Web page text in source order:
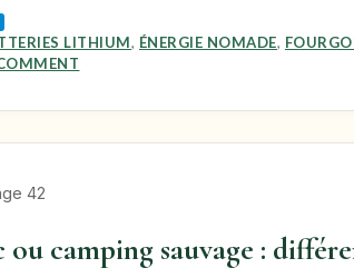
LITHIUM, ÉNERGIE NOMADE,
42
ou camping sauvage :